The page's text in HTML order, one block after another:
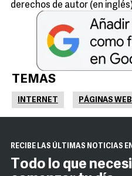
derechos de autor (en
TEMAS
INTERNET PÁGINAS WEB
RECIBE LAS ÚLTIMAS NOTICIAS
Todo lo que